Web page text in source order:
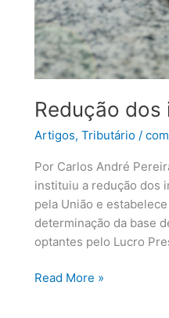
Redução
Artigos,Tributário /
Por Carlos André
instituiu a redução dos
pela União e
determinação da base
optantes pelo Lucro
Read More »